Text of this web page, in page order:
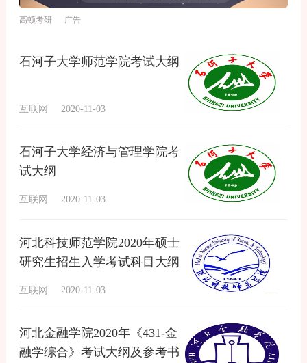
高顿考研 广告
石河子大学师范学院考试大纲
互联网 2020-11-03
石河子大学经济与管理学院考
试大纲
互联网 2020-11-03
河北科技师范学院2020年硕士
研究生招生入学考试科目大纲
互联网 2020-11-03
河北金融学院2020年《431-金
融学综合》考试大纲及参考书